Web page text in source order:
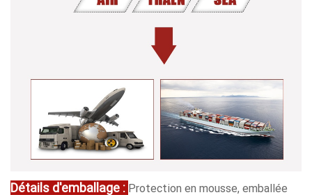
Détails d'emballage : Protection en mousse, emballée